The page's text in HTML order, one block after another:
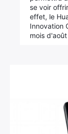
se voir
effet, le
Innovation
mois